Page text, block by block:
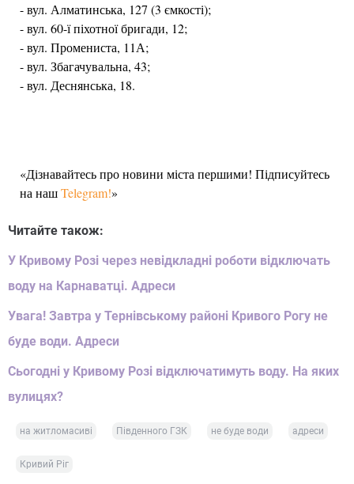
- вул. Алматинська, 127 (3 ємкості);
- вул. 60-ї піхотної бригади, 12;
- вул. Промениста, 11А;
- вул. Збагачувальна, 43;
- вул. Деснянська, 18.
«Дізнавайтесь про новини міста першими! Підписуйтесь
на нашTelegram!»
Читайте також:
У Кривому Розі через невідкладні роботи відключать
воду на Карнаватці. Адреси
Увага! Завтра у Тернівському районі Кривого Рогу не
буде води. Адреси
Сьогодні у Кривому Розі відключатимуть воду. На яких
вулицях?
на житломасиві Південного ГЗК не буде води адреси
Кривий Ріг